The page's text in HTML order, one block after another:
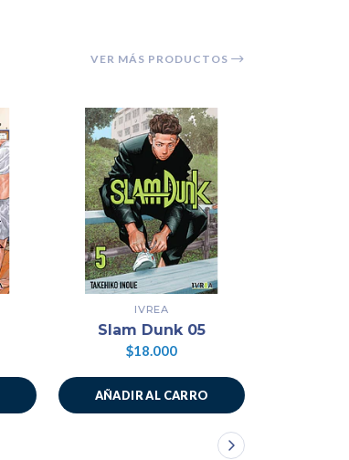
VER MÁS PRODUCTOS
IVREA
Slam Dunk 05
$18.000
AÑADIR AL CARRO